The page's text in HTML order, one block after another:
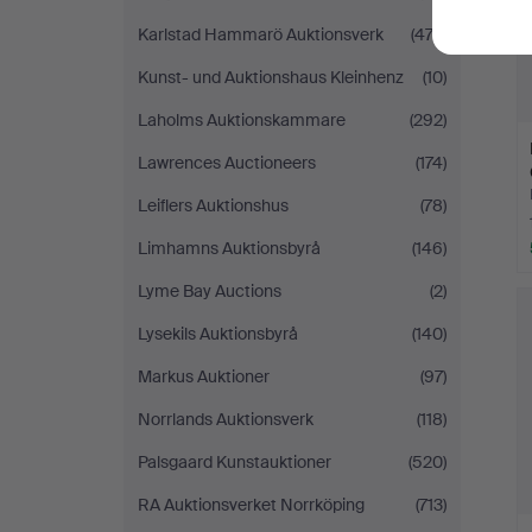
Karlstad Hammarö Auktionsverk
(474)
Kunst- und Auktionshaus Kleinhenz
(10)
Laholms Auktionskammare
(292)
Lawrences Auctioneers
(174)
Leiflers Auktionshus
(78)
Limhamns Auktionsbyrå
(146)
Lyme Bay Auctions
(2)
Lysekils Auktionsbyrå
(140)
Markus Auktioner
(97)
Norrlands Auktionsverk
(118)
Palsgaard Kunstauktioner
(520)
RA Auktionsverket Norrköping
(713)